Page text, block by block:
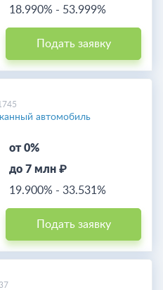
18.990% - 53.999%
Подать заявку
автомобиль
от 0%
до 7 млн ₽
19.900% - 33.531%
Подать заявку